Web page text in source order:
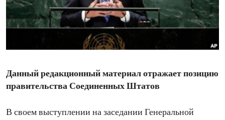
ENVIRONMENT AND HEALTH
IDEALS AND INSTITUTIONS
Данный редакционный материал отражает позицию
правительства Соединенных Штатов
В своем выступлении на заседании Генеральной